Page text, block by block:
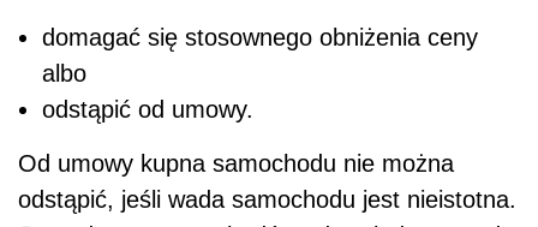
domagać się stosownego obniżenia ceny
albo
odstąpić od umowy.
Od umowy kupna samochodu nie można
odstąpić, jeśli wada samochodu jest nieistotna.